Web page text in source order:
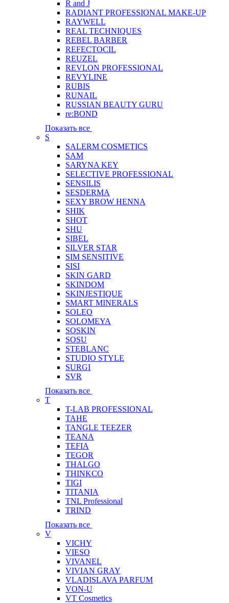
R and J
RADIANT PROFESSIONAL MAKE-UP
RAYWELL
REAL TECHNIQUES
REBEL BARBER
REFECTOCIL
REUZEL
REVLON PROFESSIONAL
REVYLINE
RUBIS
RUNAIL
RUSSIAN BEAUTY GURU
re:BOND
Показать все
S
SALERM COSMETICS
SAM
SARYNA KEY
SELECTIVE PROFESSIONAL
SENSILIS
SESDERMA
SEXY BROW HENNA
SHIK
SHOT
SHU
SIBEL
SILVER STAR
SIM SENSITIVE
SISI
SKIN GARD
SKINDOM
SKINJESTIQUE
SMART MINERALS
SOLEO
SOLOMEYA
SOSKIN
SOSU
STEBLANC
STUDIO STYLE
SURGI
SVR
Показать все
T
T-LAB PROFESSIONAL
TAHE
TANGLE TEEZER
TEANA
TEFIA
TEGOR
THALGO
THINKCO
TIGI
TITANIA
TNL Professional
TRIND
Показать все
V
VICHY
VIESO
VIVANEL
VIVIAN GRAY
VLADISLAVA PARFUM
VON-U
VT Cosmetics